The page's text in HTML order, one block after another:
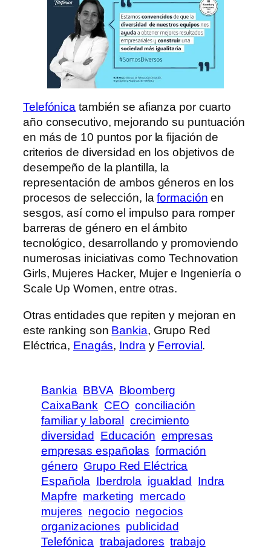
Telefónica también se afianza por cuarto
año consecutivo, mejorando su puntuación
en más de 10 puntos por la fijación de
criterios de diversidad en los objetivos de
desempeño de la plantilla, la
representación de ambos géneros en los
procesos de selección, laformación en
sesgos, así como el impulso para romper
barreras de género en el ámbito
tecnológico, desarrollando y promoviendo
numerosas iniciativas como Technovation
Girls, Mujeres Hacker, Mujer e Ingeniería o
Scale Up Women, entre otras.
Otras entidades que repiten y mejoran en
este ranking son Bankia, Grupo Red
Eléctrica, Enagás, Indra y Ferrovial.
Bankia BBVA Bloomberg
CaixaBank CEO conciliación
familiar y laboral
crecimiento
diversidad
Educación empresas
empresas españolas formación
género Grupo Red Eléctrica
Española Iberdrola igualdad
Indra
Mapfre marketing mercado
mujeres negocio negocios
organizaciones publicidad
Telefónica trabajadores trabajo